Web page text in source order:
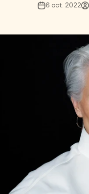
6 oct. 2022